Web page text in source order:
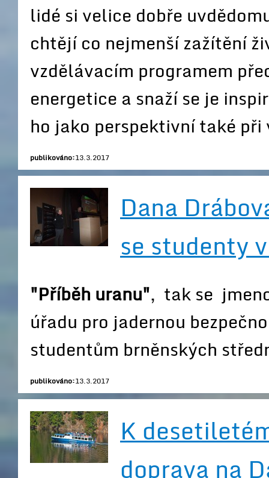
lidé si velice dobře
chtějí co nejmenší zažítění
vzdělávacím programem
energetice a snaží se je
ho jako perspektivní také
publikováno:13.3.2017
Dana
se studenty
"Příběh uranu", tak se
úřadu pro jadernou
studentům brněnských
publikováno:13.3.2017
K
doprava na